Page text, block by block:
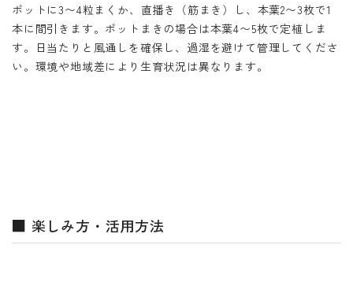
ポットに3〜4粒まくか、直播き（筋まき）し、本葉2〜3枚で1
本に間引きます。ポットまきの場合は本葉4〜5枚で定植しま
す。日当たりと風通しを確保し、過湿を避けて管理してくださ
い。環境や地域差により生育状況は異なります。
■ 楽しみ方・活用方法